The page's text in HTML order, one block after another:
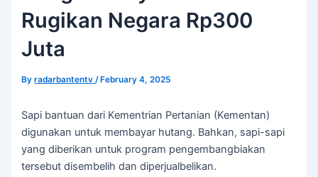
Rugikan Negara Rp300
Juta
Byradarbantentv/ February 4, 2025
Sapi bantuan dari Kementrian Pertanian (Kementan)
digunakan untuk membayar hutang. Bahkan, sapi-sapi
yang diberikan untuk program pengembangbiakan
tersebut disembelih dan diperjualbelikan.